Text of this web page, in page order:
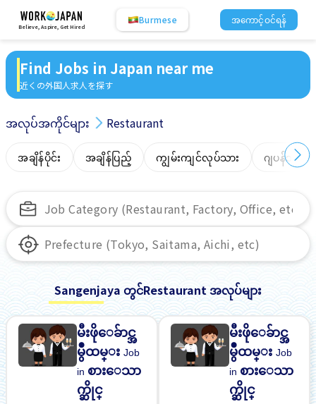
Believe, Aspire, Get Hired
Burmese အကောင့်ဝင်ရန်
Find Jobs in Japan near me
近くの外国人求人を探す
အလုပ်အကိုင်များ Restaurant
အချိန်ပိုင်း အချိန်ပြည့် ကျွမ်းကျင်လုပ်သား ဂျပန်ဘာသ
Sangenjaya တွင်Restaurant အလုပ်များ
မီးဖိုေခ်ာင္အ
မွဳထမ္းJob
in စားေသာ
က္ဆိုင္
မီးဖိုေခ်ာင္အ
မွဳထမ္းJob
in စားေသာ
က္ဆိုင္